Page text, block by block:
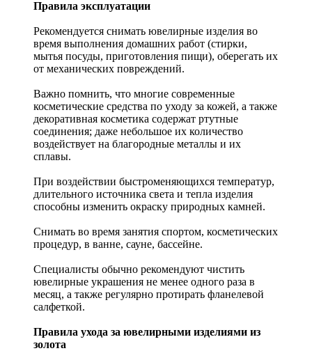
Правила эксплуатации
Рекомендуется снимать ювелирные изделия во
время выполнения домашних работ (стирки,
мытья посуды, приготовления пищи), оберегать их
от механических повреждений.
Важно помнить, что многие современные
косметические средства по уходу за кожей, а также
декоративная косметика содержат ртутные
соединения; даже небольшое их количество
воздействует на благородные металлы и их
сплавы.
При воздействии быстроменяющихся температур,
длительного источника света и тепла изделия
способны изменить окраску природных камней.
Снимать во время занятия спортом, косметических
процедур, в ванне, сауне, бассейне.
Специалисты обычно рекомендуют чистить
ювелирные украшения не менее одного раза в
месяц, а также регулярно протирать фланелевой
салфеткой.
Правила ухода за ювелирными изделиями из
золота